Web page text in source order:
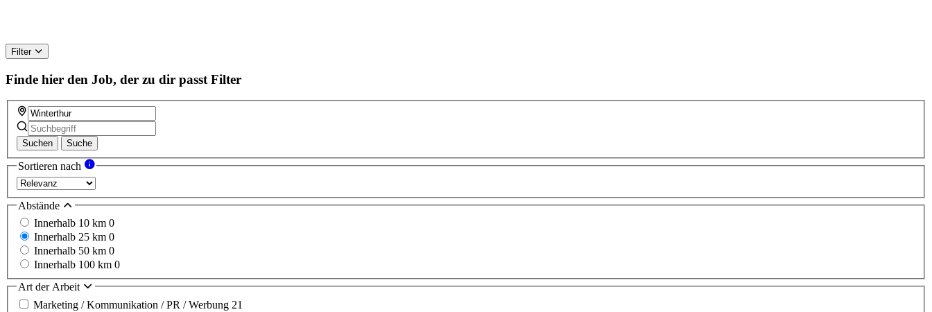
Filter
Finde hier den Job, der zu dir passt Filter
Suchen Suche
Sortieren nach
Abstände
Innerhalb 10 km 0
Innerhalb 25 km 0
Innerhalb 50 km 0
Innerhalb 100 km 0
Art der Arbeit
Marketing / Kommunikation / PR / Werbung 21